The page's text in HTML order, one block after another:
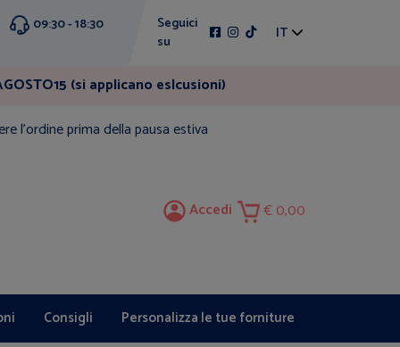
09:30 - 18:30
Seguici
su
IT
(si applicano eslcusioni)
l'ordine prima della pausa estiva
Accedi 0,00
Consigli Personalizza le tue forniture